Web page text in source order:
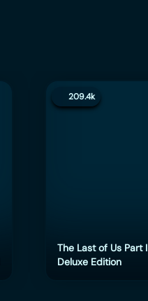
209.4k
The Last of Us Part I
Deluxe Edition